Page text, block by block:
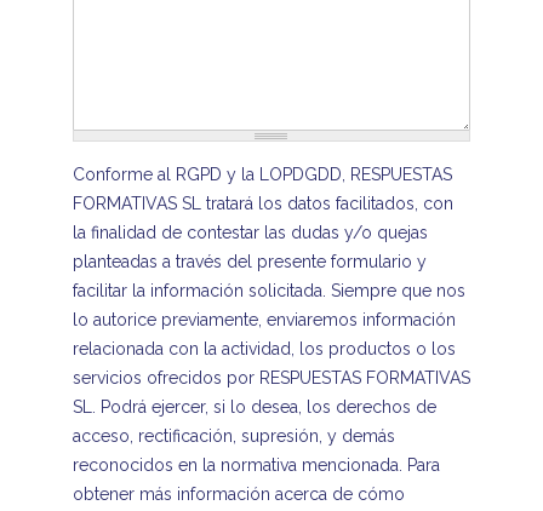
Conforme al RGPD y la LOPDGDD, RESPUESTAS
FORMATIVAS SL tratará los datos facilitados, con
la finalidad de contestar las dudas y/o quejas
planteadas a través del presente formulario y
facilitar la información solicitada. Siempre que nos
lo autorice previamente, enviaremos información
relacionada con la actividad, los productos o los
servicios ofrecidos por RESPUESTAS FORMATIVAS
SL. Podrá ejercer, si lo desea, los derechos de
acceso, rectificación, supresión, y demás
reconocidos en la normativa mencionada. Para
obtener más información acerca de cómo